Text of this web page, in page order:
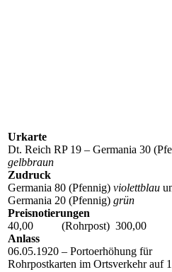
RP 19 Z 6 (RPZP
Urkarte
Dt. Reich RP 19 – Germania 30
gelbbraun
Zudruck
Germania 80 (Pfennig) violettblau
Germania 20 (Pfennig) grün
Preisnotierungen
40,00 (Rohrpost) 300,00
Anlass
06.05.1920 – Portoerhöhung für
Rohrpostkarten im Ortsverkehr auf